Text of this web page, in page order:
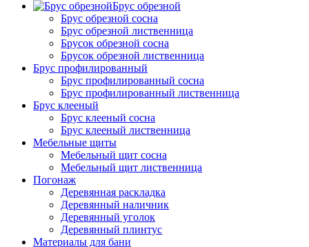
Брус обрезной
Брус обрезной сосна
Брус обрезной лиственница
Брусок обрезной сосна
Брусок обрезной лиственница
Брус профилированный
Брус профилированный сосна
Брус профилированный лиственница
Брус клееный
Брус клееный сосна
Брус клееный лиственница
Мебельные щиты
Мебельный щит сосна
Мебельный щит лиственница
Погонаж
Деревянная раскладка
Деревянный наличник
Деревянный уголок
Деревянный плинтус
Материалы для бани